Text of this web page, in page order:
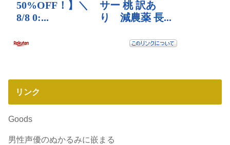
リンク
Goods
男性声優のぬかるみに嵌まる